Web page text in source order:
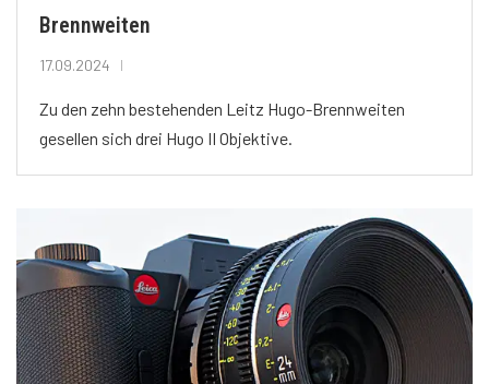
Brennweiten
17.09.2024
Zu den zehn bestehenden Leitz Hugo-Brennweiten
gesellen sich drei Hugo II Objektive.